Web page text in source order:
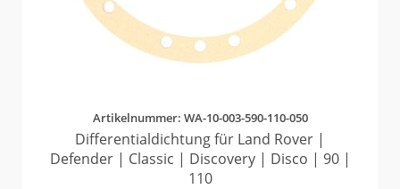
Artikelnummer: WA-10-003-590-110-050
Differentialdichtung für Land Rover |
Defender | Classic | Discovery | Disco | 90 |
110